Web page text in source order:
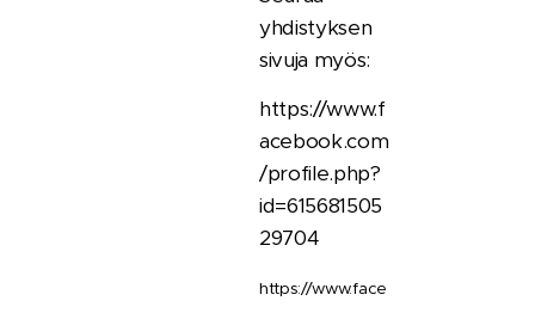
yhdistyksen
sivuja myös:
https://www.f
acebook.com
/profile.php?
id=615681505
29704
https://www.face